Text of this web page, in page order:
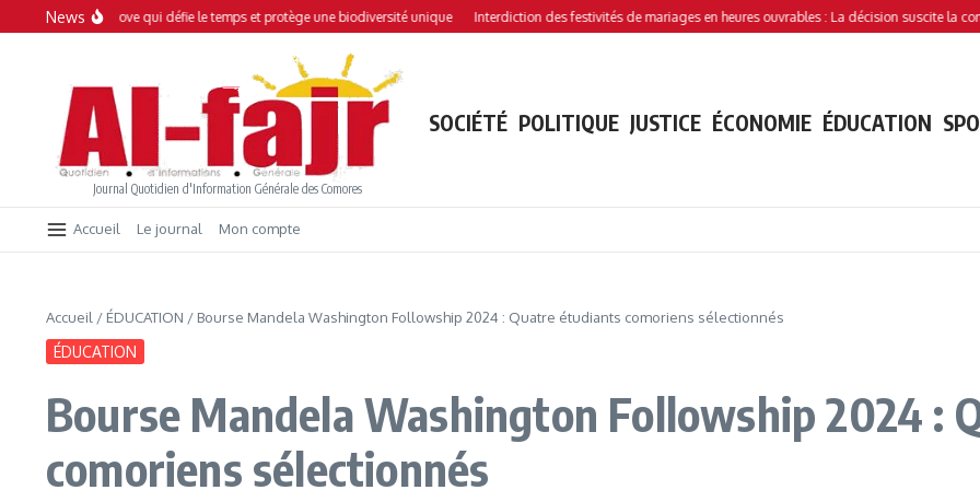
Aller au contenu
News
mangrove qui défie le temps et protège une biodiversité unique Interdiction des festivités de mariages en heures ouvrables : La décision suscite la controverse
Journal Quotidien d'Information Générale des Comores
SOCIÉTÉ POLITIQUE JUSTICE ÉCONOMIE ÉDUCATION
Accueil Le journal Mon compte
Accueil / ÉDUCATION / Bourse Mandela Washington Followship 2024 : Quatre étudiants comoriens sélectionnés
ÉDUCATION
Bourse Mandela Washington Followship 2024 :
comoriens sélectionnés